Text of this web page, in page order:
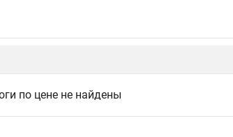
по цене не найдены